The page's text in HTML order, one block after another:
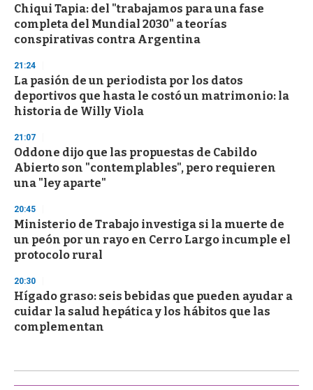
Chiqui Tapia: del "trabajamos para una fase
completa del Mundial 2030" a teorías
conspirativas contra Argentina
21:24
La pasión de un periodista por los datos
deportivos que hasta le costó un matrimonio: la
historia de Willy Viola
21:07
Oddone dijo que las propuestas de Cabildo
Abierto son "contemplables", pero requieren
una "ley aparte"
20:45
Ministerio de Trabajo investiga si la muerte de
un peón por un rayo en Cerro Largo incumple el
protocolo rural
20:30
Hígado graso: seis bebidas que pueden ayudar a
cuidar la salud hepática y los hábitos que las
complementan